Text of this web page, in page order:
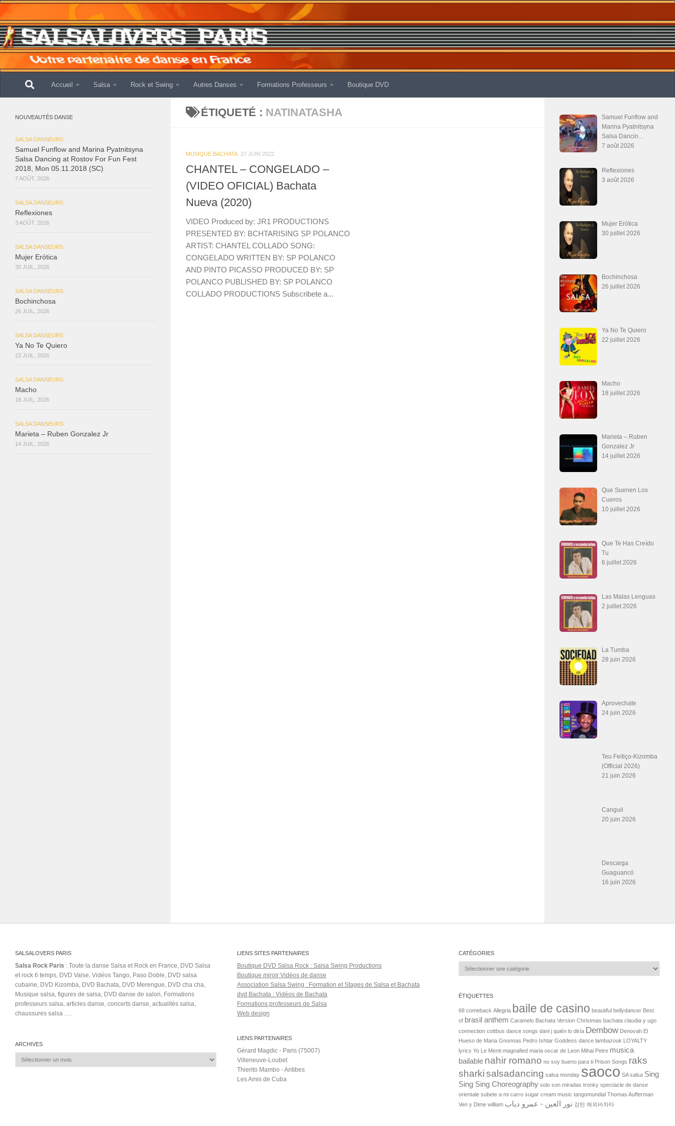
Accueil Salsa Rock et Swing Autres Danses Formations Professeurs Boutique DVD
ÉTIQUETÉ : NATINATASHA
MUSIQUE BACHATA 27 JUIN 2022
CHANTEL – CONGELADO –
(VIDEO OFICIAL) Bachata
Nueva (2020)
VIDEO Produced by: JR1 PRODUCTIONS
PRESENTED BY: BCHTARISING SP POLANCO
ARTIST: CHANTEL COLLADO SONG:
CONGELADO WRITTEN BY: SP POLANCO
AND PINTO PICASSO PRODUCED BY: SP
POLANCO PUBLISHED BY: SP POLANCO
COLLADO PRODUCTIONS Subscribete a...
NOUVEAUTÉS DANSE
SALSA DANSEURS
Samuel Funflow and Marina Pyatnitsyna
Salsa Dancing at Rostov For Fun Fest
2018, Mon 05.11.2018 (SC)
7 AOÛT, 2026
SALSA DANSEURS
Reflexiones
3 AOÛT, 2026
SALSA DANSEURS
Mujer Erótica
30 JUIL, 2026
SALSA DANSEURS
Bochinchosa
26 JUIL, 2026
SALSA DANSEURS
Ya No Te Quiero
22 JUIL, 2026
SALSA DANSEURS
Macho
18 JUIL, 2026
SALSA DANSEURS
Marieta – Ruben Gonzalez Jr
14 JUIL, 2026
Samuel Funflow and
Marina Pyatnitsyna
Salsa Dancin…
7 août 2026
Reflexiones
3 août 2026
Mujer Erótica
30 juillet 2026
Bochinchosa
26 juillet 2026
Ya No Te Quiero
22 juillet 2026
Macho
18 juillet 2026
Marieta – Ruben
Gonzalez Jr
14 juillet 2026
Que Suenen Los
Cueros
10 juillet 2026
Que Te Has Creído
Tu
6 juillet 2026
Las Malas Lenguas
2 juillet 2026
La Tumba
28 juin 2026
Aprovechate
24 juin 2026
Teu Feitiço-Kizomba
(Official 2026)
21 juin 2026
Canguil
20 juin 2026
Descarga
Guaguancó
16 juin 2026
SALSALOVERS PARIS
Salsa Rock Paris : Toute la danse Salsa et Rock en France, DVD Salsa
et rock 6 temps, DVD Valse, Vidéos Tango, Paso Doble, DVD salsa
cubaine, DVD Kizomba, DVD Bachata, DVD Merengue, DVD cha cha,
Musique salsa, figures de salsa, DVD danse de salon, Formations
professeurs salsa, articles danse, concerts danse, actualités salsa,
chaussures salsa ….
ARCHIVES
Archives
LIENS SITES PARTENAIRES
Boutique DVD Salsa Rock : Salsa Swing Productions
Boutique miroir Vidéos de danse
Association Salsa Swing : Formation et Stages de Salsa et Bachata
dvd Bachata : Vidéos de Bachata
Formations professeurs de Salsa
Web design
LIENS PARTENAIRES
Gérard Magdic - Paris (75007)
Villeneuve-Loubet
Thierito Mambo - Antibes
Les Amis de Cuba
CATÉGORIES
Catégories
ÉTIQUETTES
68 comeback Allegria baile de casino beautiful bellydancer Best
of brasil anthem Caramelo Bachata Version Christmas bachata claudia y ugo
connection cottbus dance songs dani j quién lo diría Dembow Denovah El
Hueso de Maria Gnonnas Pedro Ishtar Goddess dance lambazouk LOYALTY
lyrics Yo Le Menti magnafied maria oscar de Leon Mihai Petre musica
bailable nahir romano no soy bueno para ti Prison Songs raks
sharkisalsadancing salsa monday saoco SA salsa Sing
Sing Sing Choreography solo son miradas tronky spectacle de danse
orientale subete a mi carro sugar cream music tangomundial Thomas Aufferman
Ven y Dime william نور العين - عمرو دياب 강턴 해외바차타